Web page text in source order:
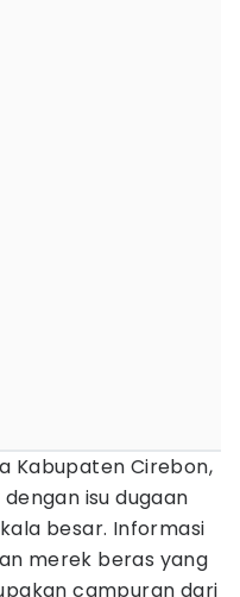
Kabupaten Cirebon,
isu dugaan
besar. Informasi
merek beras yang
campuran dari